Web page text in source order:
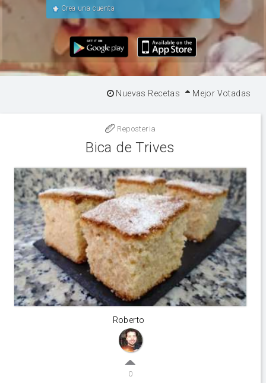
Crea una cuenta
Nuevas Recetas Mejor Votadas
Reposteria
Bica de Trives
Roberto
0